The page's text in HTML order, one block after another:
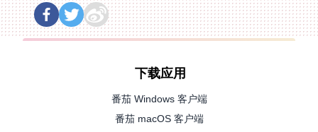
下载应用
番茄 Windows 客户端
番茄 macOS 客户端